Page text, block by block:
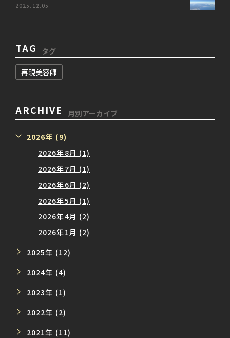
2025.12.05
TAG タグ
再現美容師
ARCHIVE 月別アーカイブ
2026年 (9)
2026年8月 (1)
2026年7月 (1)
2026年6月 (2)
2026年5月 (1)
2026年4月 (2)
2026年1月 (2)
2025年 (12)
2024年 (4)
2023年 (1)
2022年 (2)
2021年 (11)